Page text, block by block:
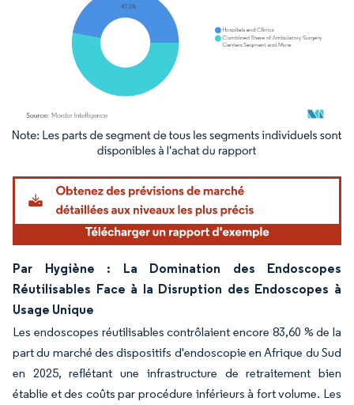
Image © Mordor Intelligence. La réutilisation nécessite une attribution sous CC BY
Par Hygiène : La Domination des Endoscopes
Réutilisables Face à la Disruption des Endoscopes à
Usage Unique
Les endoscopes réutilisables contrôlaient encore 83,60 % de la
part du marché des dispositifs d'endoscopie en Afrique du Sud
en 2025, reflétant une infrastructure de retraitement bien
établie et des coûts par procédure inférieurs à fort volume. Les